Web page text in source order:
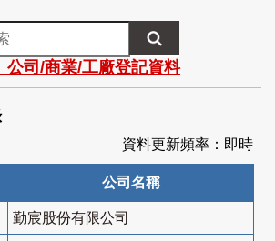
公司/商業/工廠登記資料
資料更新頻率：即時
公司名稱
勤宸股份有限公司